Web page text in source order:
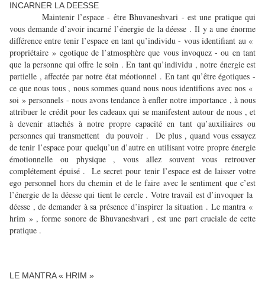
INCARNER LA DEESSE
Maintenir l’espace - être Bhuvaneshvari - est une pratique qui
vous demande d’avoir incarné l’énergie de la déesse . Il y a une énorme
différence entre tenir l’espace en tant qu’individu - vous identifiant au «
propriétaire » egotique de l’atmosphère que vous invoquez - ou en tant
que la personne qui offre le soin . En tant qu’individu , notre énergie est
partielle , affectée par notre état méotionnel . En tant qu’être égotiques -
ce que nous tous , nous sommes quand nous nous identifions avec nos «
soi » personnels - nous avons tendance à enfler notre importance , à nous
attribuer le crédit pour les cadeaux qui se manifestent autour de nous , et
à devenir attachés à notre propre capacité en tant qu’auxiliaires ou
personnes qui transmettent du pouvoir . De plus , quand vous essayez
de tenir l’espace pour quelqu’un d’autre en utilisant votre propre énergie
émotionnelle ou physique , vous allez souvent vous retrouver
complétement épuisé . Le secret pour tenir l’espace est de laisser votre
ego personnel hors du chemin et de le faire avec le sentiment que c’est
l’énergie de la déesse qui tient le cercle . Votre travail est d’invoquer la
déesse , de demander à sa présence d’inspirer la situation . Le mantra «
hrim » , forme sonore de Bhuvaneshvari , est une part cruciale de cette
pratique .
LE MANTRA « HRIM »